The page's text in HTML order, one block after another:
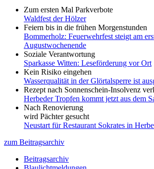
Zum ersten Mal Parkverbote
Waldfest der Hölzer
Feiern bis in die frühen Morgenstunden
Bommerholz: Feuerwehrfest steigt am
Augustwochenende
Soziale Verantwortung
Sparkasse Witten: Leseförderung vor Ort
Kein Risiko eingehen
Wasserqualität in der Glörtalsperre ist
Rezept nach Sonnenschein-Insolvenz
Herbeder Tropfen kommt jetzt aus dem
Nach Renovierung
wird Pächter gesucht
Neustart für Restaurant Sokrates in
zum Beitragsarchiv
Beitragsarchiv